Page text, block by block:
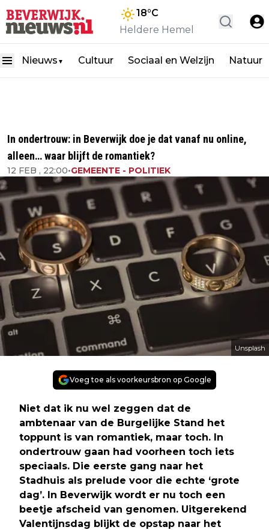
18°C
Heldere Hemel
Nieuws ▼ Cultuur Sociaal en Welzijn Natuur
In ondertrouw: in Beverwijk doe je dat vanaf nu online,
alleen… waar blijft de romantiek?
12 FEB , 22:00•GEMEENTE - POLITIEK
Unsplash
Voeg toe als voorkeursbron op Google
Niet dat ik nu wel zeggen dat de
ambtenaar van de Burgelijke Stand het
toppunt is van romantiek, maar toch. In
ondertrouw gaan had voorheen toch iets
speciaals. Die eerste gang naar het
Stadhuis als prelude voor die echte ‘grote
dag’. In Beverwijk wordt er nu toch een
beetje afscheid van genomen. Uitgerekend
Valentijnsdag blijkt de opstap naar het